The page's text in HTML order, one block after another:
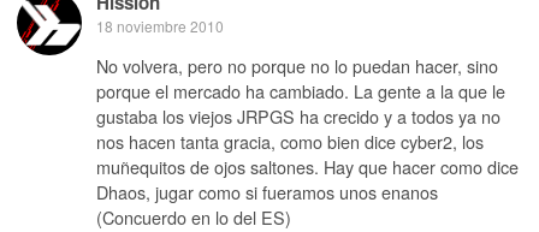
18 noviembre 2010
No volvera, pero no porque no lo puedan hacer, sino
porque el mercado ha cambiado. La gente a la que le
gustaba los viejos JRPGS ha crecido y a todos ya no
nos hacen tanta gracia, como bien dice cyber2, los
muñequitos de ojos saltones. Hay que hacer como dice
Dhaos, jugar como si fueramos unos enanos
(Concuerdo en lo del ES)